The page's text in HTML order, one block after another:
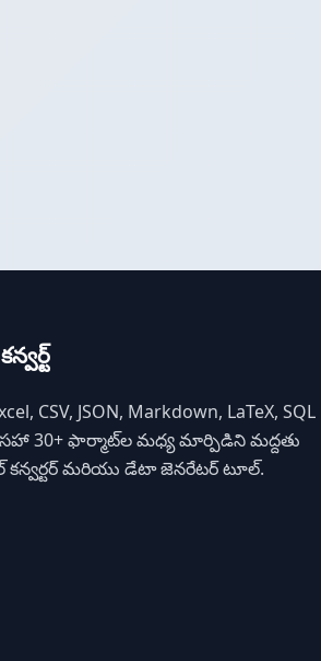
CSV, JSON, Markdown, LaTeX, SQL
30+ ఫార్మాట్‌ల మధ్య మార్పిడిని మద్దతు
మరియు డేటా జెనరేటర్ టూల్.